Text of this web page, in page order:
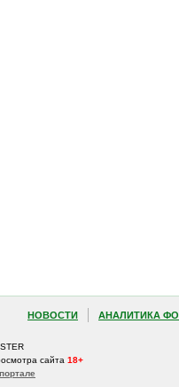
НОВОСТИ АНАЛИТИКА
сайта 18+